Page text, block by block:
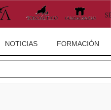
NOTICIAS FORMACIÓN